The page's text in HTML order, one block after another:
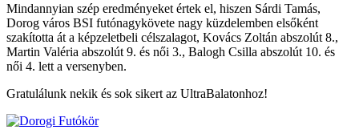
Mindannyian szép eredményeket értek el, hiszen Sárdi Tamás,
Dorog város BSI futónagykövete nagy küzdelemben elsőként
szakította át a képzeletbeli célszalagot, Kovács Zoltán abszolút 8.,
Martin Valéria abszolút 9. és női 3., Balogh Csilla abszolút 10. és
női 4. lett a versenyben.
Gratulálunk nekik és sok sikert az UltraBalatonhoz!